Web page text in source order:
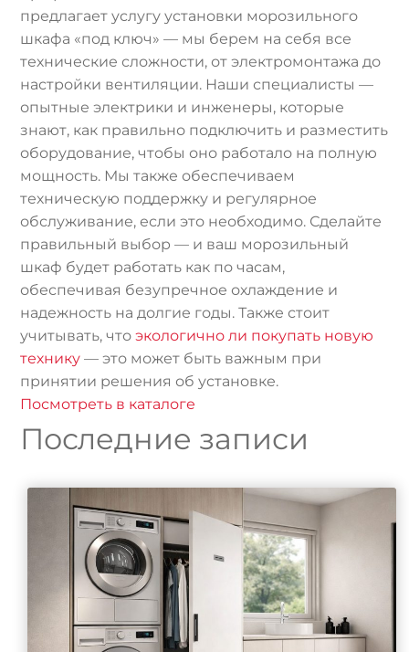
предлагает услугу установки морозильного
шкафа «под ключ» — мы берем на себя все
технические сложности, от электромонтажа до
настройки вентиляции. Наши специалисты —
опытные электрики и инженеры, которые
знают, как правильно подключить и разместить
оборудование, чтобы оно работало на полную
мощность. Мы также обеспечиваем
техническую поддержку и регулярное
обслуживание, если это необходимо. Сделайте
правильный выбор — и ваш морозильный
шкаф будет работать как по часам,
обеспечивая безупречное охлаждение и
надежность на долгие годы. Также стоит
учитывать, чтоэкологично ли покупать новую
технику — это может быть важным при
принятии решения об установке.
Посмотреть в каталоге
Последние записи